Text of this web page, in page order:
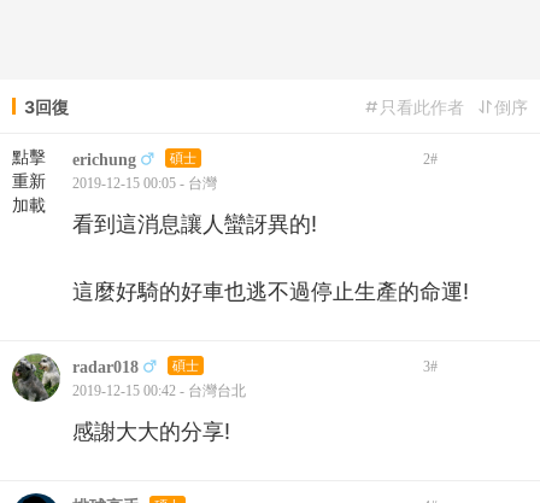
3回復 倒序
只看此作者
點擊
重新
加載
erichung 碩士 2#
2019-12-15 00:05 - 台灣
看到這消息讓人蠻訝異的!
這麼好騎的好車也逃不過停止生產的命運!
radar018 碩士 3#
2019-12-15 00:42 - 台灣台北
感謝大大的分享!